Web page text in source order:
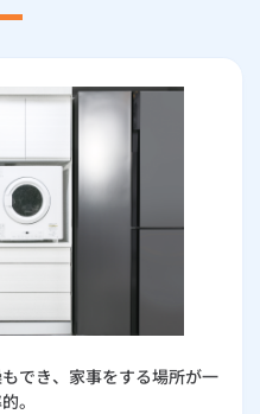
でき、家事をする場所が一
。